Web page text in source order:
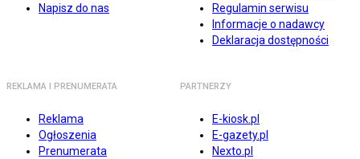
Napisz do nas
Regulamin serwisu
Informacje o nadawcy
Deklaracja dostępności
REKLAMA I PRENUMERATA
Reklama
Ogłoszenia
Prenumerata
PARTNERZY
E-kiosk.pl
E-gazety.pl
Nexto.pl